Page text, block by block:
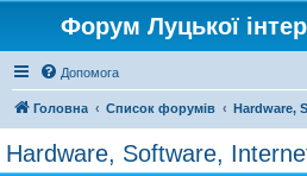
Форум Луцької
Допомога
Головна Список форумів Hardware,
Hardware, Software,